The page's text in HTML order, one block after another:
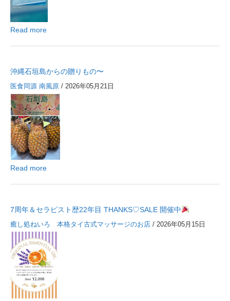
Read more
沖縄石垣島からの贈りもの〜
医食同源 南風原 / 2026年05月21日
Read more
7周年＆セラピスト歴22年目 THANKS♡SALE 開催中
癒し処ねいろ 本格タイ古式マッサージのお店 / 2026年05月15日